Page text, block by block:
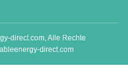
direct.com, Alle Rechte
direct.com